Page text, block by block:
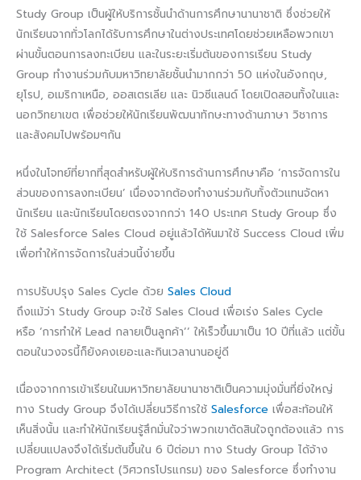
Study Group เป็นผู้ให้บริการชั้นนำด้านการศึกษานานาชาติ ซึ่งช่วยให้
นักเรียนจากทั่วโลกได้รับการศึกษาในต่างประเทศโดยช่วยเหลือพวกเขา
ผ่านขั้นตอนการลงทะเบียน และในระยะเริ่มต้นของการเรียน Study
Group ทำงานร่วมกับมหาวิทยาลัยชั้นนำมากกว่า 50 แห่งในอังกฤษ,
ยุโรป, อเมริกาเหนือ, ออสเตรเลีย และ นิวซีแลนด์ โดยเปิดสอนทั้งในและ
นอกวิทยาเขต เพื่อช่วยให้นักเรียนพัฒนาทักษะทางด้านภาษา วิชาการ
และสังคมไปพร้อมๆกัน
หนึ่งในโจทย์ที่ยากที่สุดสำหรับผู้ให้บริการด้านการศึกษาคือ ‘การจัดการใน
ส่วนของการลงทะเบียน’ เนื่องจากต้องทำงานร่วมกับทั้งตัวแทนจัดหา
นักเรียน และนักเรียนโดยตรงจากกว่า 140 ประเทศ Study Group ซึ่ง
ใช้ Salesforce Sales Cloud อยู่แล้วได้หันมาใช้ Success Cloud เพิ่ม
เพื่อทำให้การจัดการในส่วนนี้ง่ายขึ้น
การปรับปรุง Sales Cycle ด้วย Sales Cloud
ถึงแม้ว่า Study Group จะใช้ Sales Cloud เพื่อเร่ง Sales Cycle
หรือ ‘การทำให้ Lead กลายเป็นลูกค้า’’ ให้เร็วขึ้นมาเป็น 10 ปีที่แล้ว แต่ขั้น
ตอนในวงจรนี้ก็ยังคงเยอะและกินเวลานานอยู่ดี
เนื่องจากการเข้าเรียนในมหาวิทยาลัยนานาชาติเป็นความมุ่งมั่นที่ยิ่งใหญ่
ทาง Study Group จึงได้เปลี่ยนวิธีการใช้ Salesforce เพื่อสะท้อนให้
เห็นสิ่งนั้น และทำให้นักเรียนรู้สึกมั่นใจว่าพวกเขาตัดสินใจถูกต้องแล้ว การ
เปลี่ยนแปลงจึงได้เริ่มต้นขึ้นใน 6 ปีต่อมา ทาง Study Group ได้จ้าง
Program Architect (วิศวกรโปรแกรม) ของ Salesforce ซึ่งทำงาน